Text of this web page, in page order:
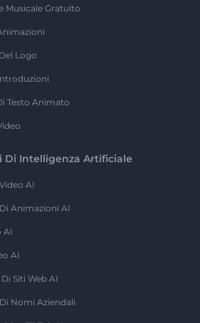
Musicale Gratuito
Logo
Testo Animato
Di Intelligenza Artificiale
AI
Animazioni AI
AI
AI
Siti Web AI
Nomi Aziendali